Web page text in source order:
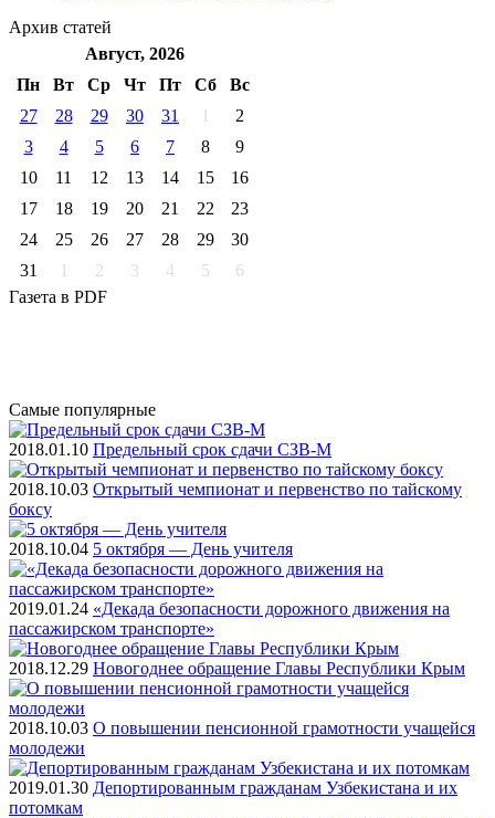
Архив статей
Август, 2026
Пн
Вт Ср Чт Пт Cб
Вс
27
28 29 30 31 1
2
3
4 5 6 7 8
9
10
11 12 13 14 15
16
17
18 19 20 21 22
23
24
25 26 27 28 29
30
31
1 2 3 4 5
6
Газета в PDF
Самые популярные
2018.01.10 Предельный срок сдачи СЗВ-М
2018.10.03 Открытый чемпионат и первенство по тайскому
боксу
2018.10.04 5 октября — День учителя
2019.01.24 «Декада безопасности дорожного движения на
пассажирском транспорте»
2018.12.29 Новогоднее обращение Главы Республики Крым
2018.10.03 О повышении пенсионной грамотности учащейся
молодежи
2019.01.30 Депортированным гражданам Узбекистана и их
потомкам